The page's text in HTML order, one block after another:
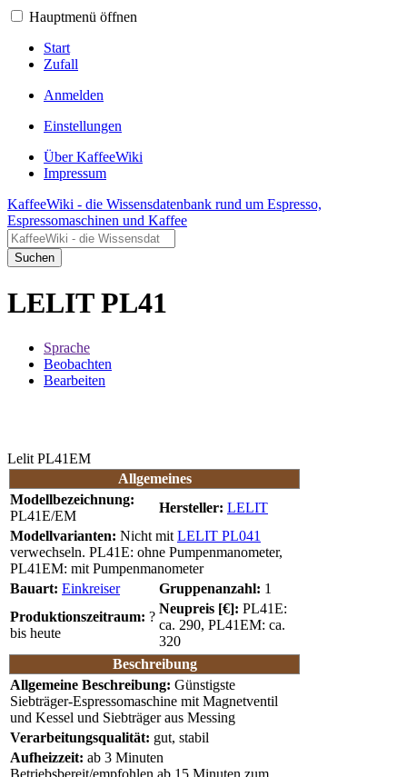
Hauptmenü öffnen
Start
Zufall
Anmelden
Einstellungen
Über KaffeeWiki
Impressum
KaffeeWiki - die Wissensdatenbank rund um Espresso,
Espressomaschinen und Kaffee
Suchen
LELIT PL41
Sprache
Beobachten
Bearbeiten
Lelit PL41EM
Allgemeines
Modellbezeichnung:
PL41E/EM
Hersteller: LELIT
Modellvarianten: Nicht mit LELIT PL041
verwechseln. PL41E: ohne Pumpenmanometer,
PL41EM: mit Pumpenmanometer
Bauart: Einkreiser Gruppenanzahl: 1
Produktionszeitraum: ?
bis heute
Neupreis [€]: PL41E:
ca. 290, PL41EM: ca.
320
Beschreibung
Allgemeine Beschreibung: Günstigste
Siebträger-Espressomaschine mit Magnetventil
und Kessel und Siebträger aus Messing
Verarbeitungsqualität: gut, stabil
Aufheizzeit: ab 3 Minuten
Betriebsbereit/empfohlen ab 15 Minuten zum